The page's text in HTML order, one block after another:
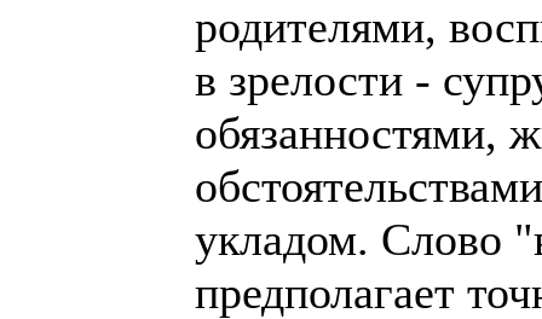
родителями,
в зрелости -
обязанностями,
укладом. Слово
предполагает